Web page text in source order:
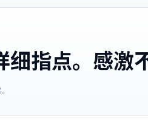
指点。感激